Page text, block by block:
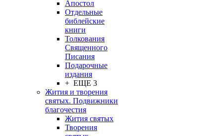
Апостол
Отдельные
библейские
книги
Толкования
Священного
Писания
Подарочные
издания
+ ЕЩЕ 3
Жития и творения
святых. Подвижники
благочестия
Жития святых
Творения